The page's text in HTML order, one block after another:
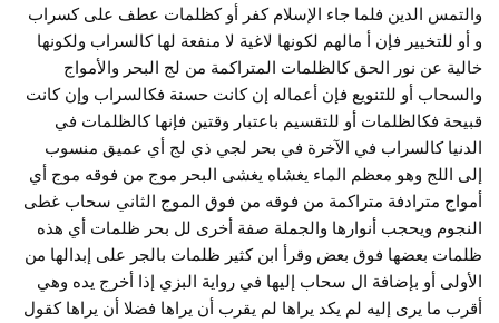
والتمس الدين فلما جاء الإسلام كفر أو كظلمات عطف على كسراب
و أو للتخيير فإن أ مالهم لكونها لاغية لا منفعة لها كالسراب ولكونها
خالية عن نور الحق كالظلمات المتراكمة من لج البحر والأمواج
والسحاب أو للتنويع فإن أعماله إن كانت حسنة فكالسراب وإن كانت
قبيحة فكالظلمات أو للتقسيم باعتبار وقتين فإنها كالظلمات في
الدنيا كالسراب في الآخرة في بحر لجي ذي لج أي عميق منسوب
إلى اللج وهو معظم الماء يغشاه يغشى البحر موج من فوقه موج أي
أمواج مترادفة متراكمة من فوقه من فوق الموج الثاني سحاب غطى
النجوم ويحجب أنوارها والجملة صفة أخرى لل بحر ظلمات أي هذه
ظلمات بعضها فوق بعض وقرأ ابن كثير ظلمات بالجر على إبدالها من
الأولى أو بإضافة ال سحاب إليها في رواية البزي إذا أخرج يده وهي
أقرب ما يرى إليه لم يكد يراها لم يقرب أن يراها فضلا أن يراها كقول